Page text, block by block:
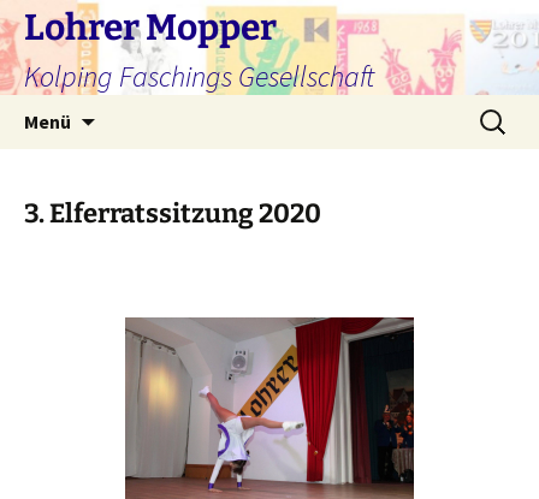
Zum
Inhalt
springen
Lohrer Mopper
Kolping Faschings Gesellschaft
Menü
Suchen
nach:
3. Elferratssitzung 2020